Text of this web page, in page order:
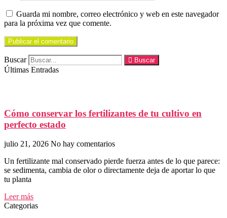
Guarda mi nombre, correo electrónico y web en este navegador
para la próxima vez que comente.
Buscar Buscar
Últimas Entradas
Cómo conservar los fertilizantes de tu cultivo en
perfecto estado
julio 21, 2026 No hay comentarios
Un fertilizante mal conservado pierde fuerza antes de lo que parece:
se sedimenta, cambia de olor o directamente deja de aportar lo que
tu planta
Leer más
Categorias